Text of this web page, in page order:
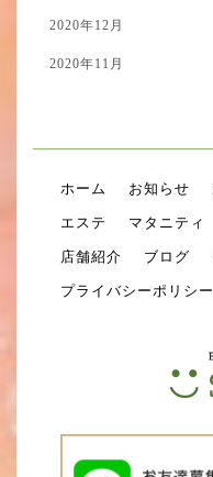
2020年12月
2020年11月
ホーム お知らせ
エステ マタニティ
店舗紹介 ブログ
プライバシーポリシー